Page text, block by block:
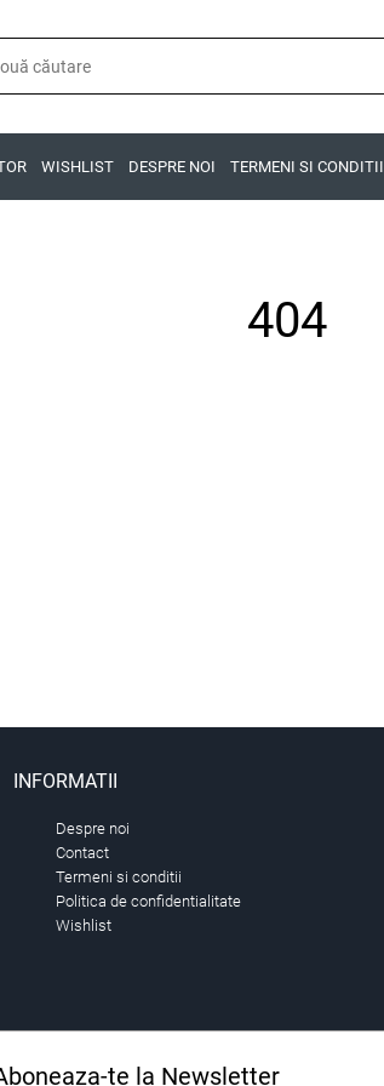
WISHLIST DESPRE NOI TERMENI SI CONDITII
404
INFORMATII
Despre noi
Contact
Termeni si conditii
Politica de confidentialitate
Wishlist
te la Newsletter